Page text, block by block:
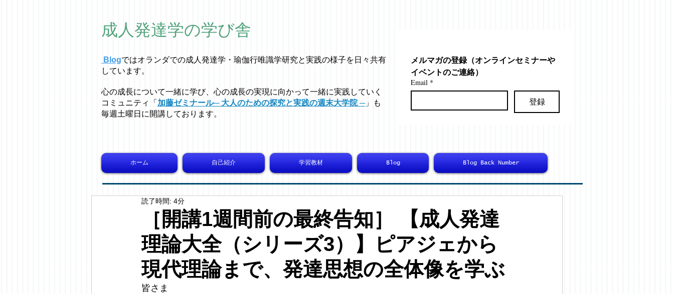
成人発達学の学び舎
Blogではオラ ンダでの成人発達学・ 瑜伽行唯識学研究と実践の様子を日々共有
しています。
心の成長について一緒に学び、心の成長の実現に向かって一緒に実践していく
コミュニティ「 加藤ゼミナール─ 大人のための探究と実践の週末大学院 ─」も
毎週土曜日に開講しております。
メルマガの登録（オンラインセミナーや
イベントのご連絡）
Email *
登録
ホーム 自己紹介 学習教材 Blog Blog Back Number
［開講1週間前の最終告知］ 【成人発達
理論大全（シリーズ3）】ピアジェから
現代理論まで、発達思想の全体像を学ぶ
読了時間: 4分
皆さま